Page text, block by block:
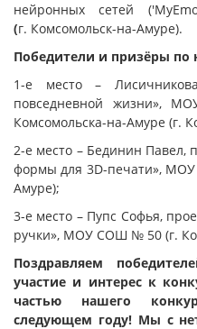
нейронных сетей
(г. Комсомольск-на-Амуре).
Победители и призёры по
1-е место –
повседневной жизни»,
Комсомольска-на-Амуре (г.
2-е место – Бединин Павел,
формы для 3D-печати»,
Амуре);
3-е место – Пупс Софья,
ручки», МОУ СОШ № 50 (г.
Поздравляем
участие и интерес к
частью нашего
следующем году! Мы с